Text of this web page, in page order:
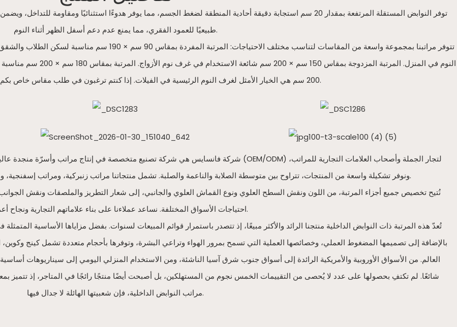
توفر النوابض المستقلة المرتفعة بمقدار 20 سم استجابة دقيقة أحادية المنطقة لضغط الجسم، مما يوفر هدوءًا استثنائيًا
طبيعيًا للعمود الفقري، مما يمنع عدم دعم أسفل الظهر أثناء النوم.
200 سم هي الخيار الأمثل لغرف النوم الرئيسية في الفيلات. إذا كنتم ترغبون في طلب مقاس خاص بكم، فلا تترددوا في التواصل معنا.
ونوفر تشكيلة واسعة من المنتجات، تتراوح بين متوسطة الصلابة والناعمة والصلبة. تشمل منتجاتنا مراتب زنبركية، ومراتب إسفنجية، ومراتب ضغط، ومراتب فندقية، بجودة فائقة وأسعار تنافسية.
نُتيح تخصيص جميع أجزاء المرتبة، من اللون ونقش السطح العلوي ونوع القماش العلوي والجانبي، إلى شعار التطريز والملصقات ونقش الجوانب،
احتياجات الأسواق المختلفة. نساعد عملاءنا على بناء علاماتهم التجارية ونجاح أعمالهم.
تُعدّ هذه المرتبة ذات النوابض الداخلية منتجنا الرائد والأكثر مبيعًا، إذ تتصدر باستمرار قوائم المبيعات لسنوات. بفضل مزاياها الأساسية
بالإضافة إلى تصميمها المضغوط العملي، وخصائصها العملية التي تسمح بمرور الهواء وتراعي البشرة، وتوفرها بأحجام متعددة تشمل كينج
العالم. من الأسواق الأوروبية والأمريكية الرائدة إلى أسواق جنوب شرق آسيا الناشئة، ومن الاستخدام المنزلي اليومي إلى سيناريوهات
شائعًا. لم تكتفِ بحصولها على عدد لا يُحصى من التقييمات الخمس نجوم من المستهلكين، بل أصبحت أيضًا منتجًا رائجًا في المتاجر، إذ تتميز
مراتب النوابض الداخلية، فإن شعبيتها الهائلة لا جدال فيها.